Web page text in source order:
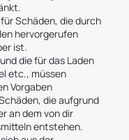
Schäden, die durch
hervorgerufen
ist.
die für das Laden
etc., müssen
Vorgaben
die aufgrund
an dem von dir
entstehen.